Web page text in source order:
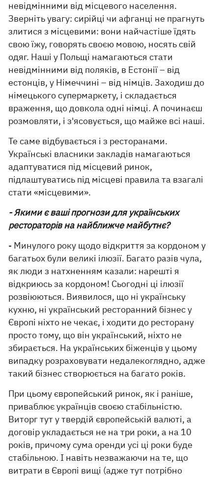
невідмінними від місцевого населення.
Зверніть увагу: сирійці чи афганці не прагнуть
злитися з місцевими: вони найчастіше їдять
свою їжу, говорять своєю мовою, носять свій
одяг. Наші у Польщі намагаються стати
невідмінними від поляків, в Естонії – від
естонців, у Німеччині – від німців. Заходиш до
німецького супермаркету, і складається
враження, що довкола одні німці. А починаєш
розмовляти, і з'ясовується, що майже всі наші.
Те саме відбувається і з ресторанами.
Українські власники закладів намагаються
адаптуватися під місцевий ринок,
підлаштуватись під місцеві правила та взагалі
стати «місцевими».
- Якими є ваші прогнози для українських
рестораторів на найближче майбутнє?
- Минулого року щодо відкриття за кордоном у
багатьох були великі ілюзії. Багато разів чула,
як люди з натхненням казали: нарешті я
відкриюсь за кордоном! Сьогодні ці ілюзії
розвіюються. Виявилося, що ні українську
кухню, ні український ресторанний бізнес у
Європі ніхто не чекає, і ходити до ресторану
просто тому, що він український, ніхто не
збирається. На українських біженців у цьому
випадку розраховувати недалекоглядно, адже
такий бізнес створюється на багато років.
При цьому європейський ринок, як і раніше,
приваблює українців своєю стабільністю.
Виторг тут у твердій європейській валюті, а
договір укладається не на три роки, а на 10
років, причому сума оренди усі ці роки буде
стабільною. І навіть незважаючи на те, що
витрати в Європі вищі (адже тут потрібно